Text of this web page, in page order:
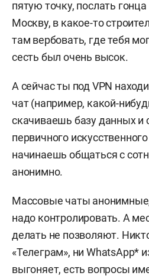
пятую точку, послать
Москву, в какое-то
там вербовать, где тебя
сесть был очень высок.
А сейчас ты под VPN
чат (например, какой-
скачиваешь базу данных
первичного
начинаешь общаться с
анонимно.
Массовые чаты
надо контролировать. А
делать не позволяют.
«Телеграм», ни WhatsApp*
выгоняет, есть вопросы